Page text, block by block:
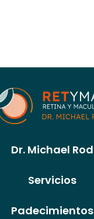
Dr. Michael Rod
Servicios
Padecimientos